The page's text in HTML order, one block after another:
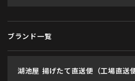
ブランド一覧
湖池屋 揚げたて直送便（工場直送便